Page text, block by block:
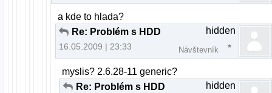
a kde to hlada?
Re: Problém s HDD
16.05.2009 | 23:33
hidden
Návštevník
myslis? 2.6.28-11 generic?
Re: Problém s HDD
hidden